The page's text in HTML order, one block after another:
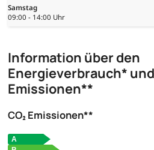
Samstag
09:00 - 14:00 Uhr
Information über den
Energieverbrauch* und
Emissionen**
CO₂ Emissionen**